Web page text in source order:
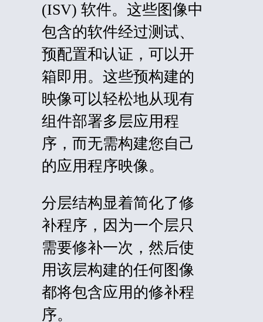
(ISV) 软件。这些图像中
包含的软件经过测试、
预配置和认证，可以开
箱即用。这些预构建的
映像可以轻松地从现有
组件部署多层应用程
序，而无需构建您自己
的应用程序映像。
分层结构显着简化了修
补程序，因为一个层只
需要修补一次，然后使
用该层构建的任何图像
都将包含应用的修补程
序。